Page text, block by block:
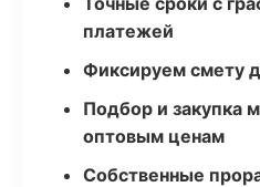
платежей
Фиксируем смету
Подбор и закупка
оптовым ценам
Собственные